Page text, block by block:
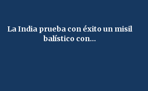
La India prueba con éxito un misil
balístico con...